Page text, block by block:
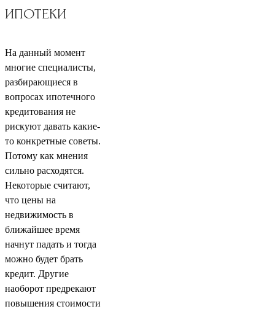
ИПОТЕКИ
На данный момент
многие специалисты,
разбирающиеся в
вопросах ипотечного
кредитования не
рискуют давать какие-
то конкретные советы.
Потому как мнения
сильно расходятся.
Некоторые считают,
что цены на
недвижимость в
ближайшее время
начнут падать и тогда
можно будет брать
кредит. Другие
наоборот предрекают
повышения стоимости